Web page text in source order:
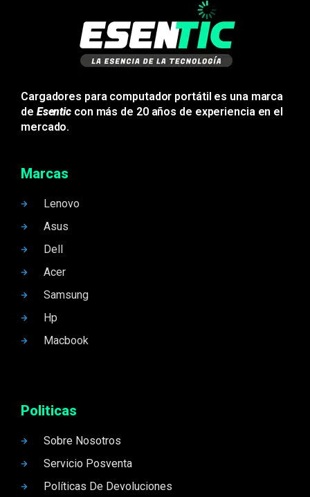
Cargadores para computador portátil es una marca
de Esentic con más de 20 años de experiencia en el
mercado.
Marcas
Lenovo
Asus
Dell
Acer
Samsung
Hp
Macbook
Politicas
Sobre Nosotros
Servicio Posventa
Políticas De Devoluciones